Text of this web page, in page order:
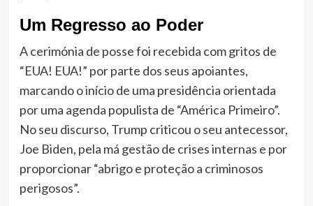
Um Regresso ao Poder
A cerimónia de posse foi recebida com gritos de
“EUA! EUA!” por parte dos seus apoiantes,
marcando o início de uma presidência orientada
por uma agenda populista de “América Primeiro”.
No seu discurso, Trump criticou o seu antecessor,
Joe Biden, pela má gestão de crises internas e por
proporcionar “abrigo e proteção a criminosos
perigosos”.